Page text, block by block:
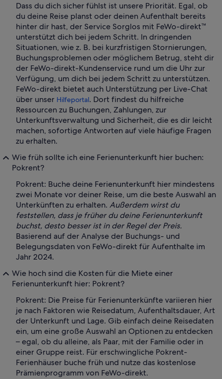
Dass du dich sicher fühlst ist unsere Priorität. Egal, ob
du deine Reise planst oder deinen Aufenthalt bereits
hinter dir hast, der Service Sorglos mit FeWo-direkt™
unterstützt dich bei jedem Schritt. In dringenden
Situationen, wie z. B. bei kurzfristigen Stornierungen,
Buchungsproblemen oder möglichem Betrug, steht dir
der FeWo-direkt-Kundenservice rund um die Uhr zur
Verfügung, um dich bei jedem Schritt zu unterstützen.
FeWo-direkt bietet auch Unterstützung per Live-Chat
über unser Hilfeportal. Dort findest du hilfreiche
Ressourcen zu Buchungen, Zahlungen, zur
Unterkunftsverwaltung und Sicherheit, die es dir leicht
machen, sofortige Antworten auf viele häufige Fragen
zu erhalten.
Wie früh sollte ich eine Ferienunterkunft hier buchen:
Pokrent?
Pokrent: Buche deine Ferienunterkunft hier mindestens
zwei Monate vor deiner Reise, um die beste Auswahl an
Unterkünften zu erhalten. Außerdem wirst du
feststellen, dass je früher du deine Ferienunterkunft
buchst, desto besser ist in der Regel der Preis.
Basierend auf der Analyse der Buchungs- und
Belegungsdaten von FeWo-direkt für Aufenthalte im
Jahr 2024.
Wie hoch sind die Kosten für die Miete einer
Ferienunterkunft hier: Pokrent?
Pokrent: Die Preise für Ferienunterkünfte variieren hier
je nach Faktoren wie Reisedatum, Aufenthaltsdauer, Art
der Unterkunft und Lage. Gib einfach deine Reisedaten
ein, um eine große Auswahl an Optionen zu entdecken
– egal, ob du alleine, als Paar, mit der Familie oder in
einer Gruppe reist. Für erschwingliche Pokrent-
Ferienhäuser buche früh und nutze das kostenlose
Prämienprogramm von FeWo-direkt.